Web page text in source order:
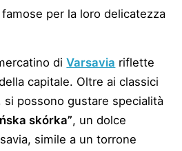
famose per la loro delicatezza
diVarsavia riflette
capitale. Oltre ai classici
si possono gustare specialità
skórka”, un dolce
simile a un torrone